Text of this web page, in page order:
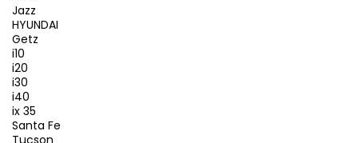
Jazz
HYUNDAI
Getz
i10
i20
i30
i40
ix 35
Santa Fe